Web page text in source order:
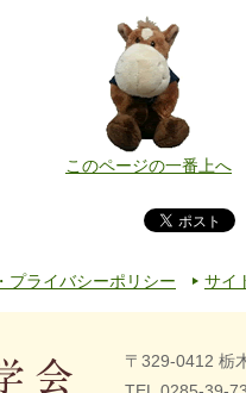
このページの一番上へ
プライバシーポリシー サイ
〒329-0412 栃